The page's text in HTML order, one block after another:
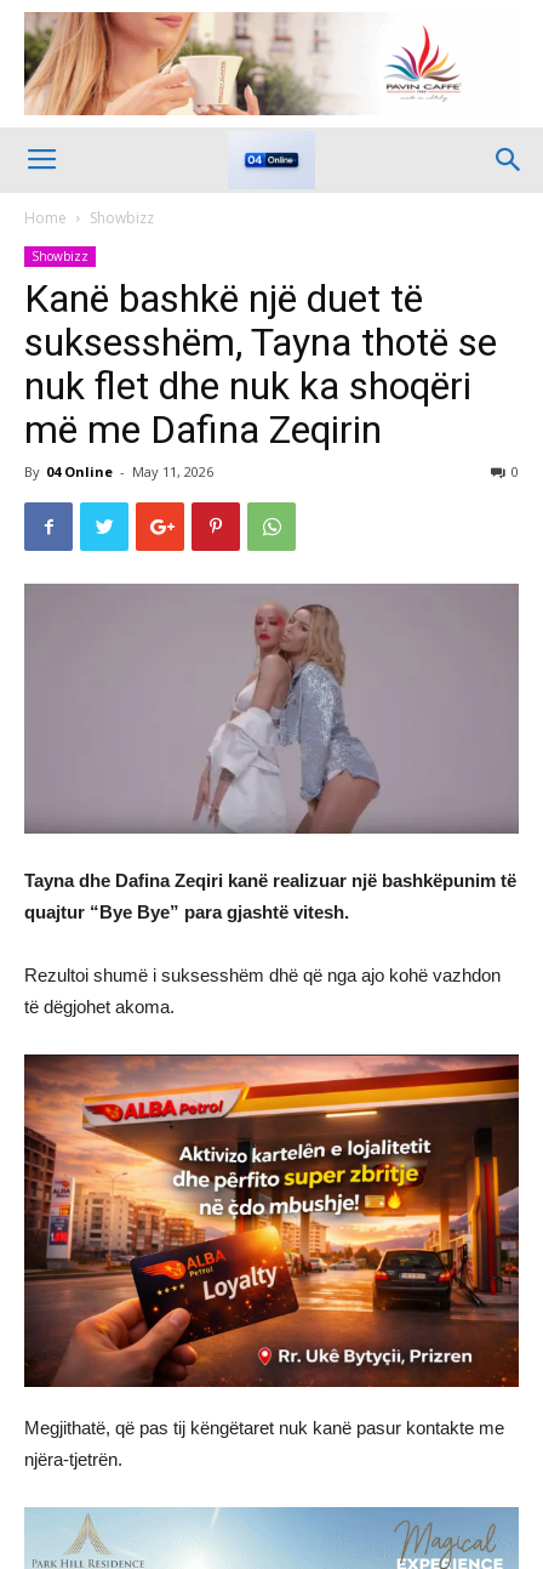
Home Showbizz
Showbizz
Kanë bashkë një duet të
suksesshëm, Tayna thotë se
nuk flet dhe nuk ka shoqëri
më me Dafina Zeqirin
By 04 Online - May 11, 2026 0
Tayna dhe Dafina Zeqiri kanë realizuar një bashkëpunim të
quajtur “Bye Bye” para gjashtë vitesh.
Rezultoi shumë i suksesshëm dhë që nga ajo kohë vazhdon
të dëgjohet akoma.
Megjithatë, që pas tij këngëtaret nuk kanë pasur kontakte me
njëra-tjetrën.